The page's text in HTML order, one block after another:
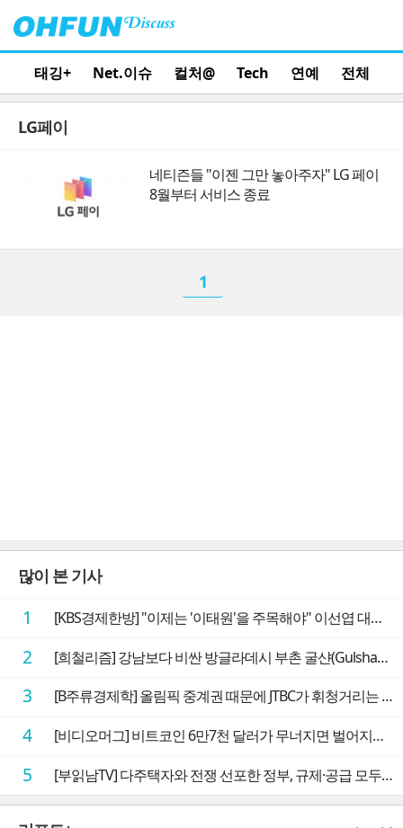
태깅+ Net.이슈 컬처@ Tech 연예 전체
LG페이
네티즌들 "이젠 그만 놓아주자" LG 페이
8월부터 서비스 종료
1
많이 본 기사
1 [KBS경제한방] "이제는 '이태원'을 주목해야" 이선엽 대표가 말하는 AI 시대 투자 성과를 가르는 지점들
2 [희철리즘] 강남보다 비싼 방글라데시 부촌 굴샨(Gulshan)의 극단적인 모습에 충격을 받다
3 [B주류경제학] 올림픽 중계권 때문에 JTBC가 휘청거리는 이유
4 [비디오머그] 비트코인 6만7천 달러가 무너지면 벌어지는 일
5 [부읽남TV] 다주택자와 전쟁 선포한 정부, 규제·공급 모두 실효성 의문